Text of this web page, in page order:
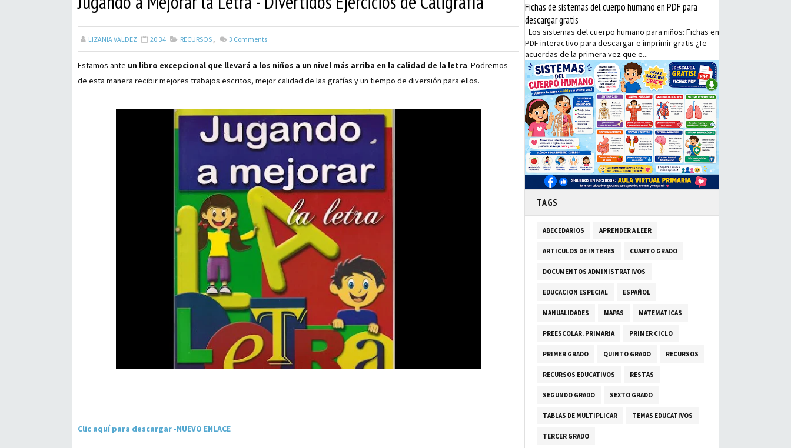
LIZANIA VALDEZ 20:34 RECURSOS , 3 Comments
Estamos ante un libro excepcional que llevará a los niños a un nivel más arriba en la calidad de la letra. Podremos
de esta manera recibir mejores trabajos escritos, mejor calidad de las grafías y un tiempo de diversión para ellos.
Clic aquí para descargar -NUEVO ENLACE
Fichas de sistemas del cuerpo humano en PDF para
descargar gratis
Los sistemas del cuerpo humano para niños: Fichas en
PDF interactivo para descargar e imprimir gratis ¿Te
acuerdas de la primera vez que e...
TAGS
ABECEDARIOS APRENDER A LEER
ARTICULOS DE INTERES CUARTO GRADO
DOCUMENTOS ADMINISTRATIVOS
EDUCACION ESPECIAL ESPAÑOL
MANUALIDADES MAPAS MATEMATICAS
PREESCOLAR. PRIMARIA PRIMER CICLO
PRIMER GRADO QUINTO GRADO RECURSOS
RECURSOS EDUCATIVOS RESTAS
SEGUNDO GRADO SEXTO GRADO
TABLAS DE MULTIPLICAR TEMAS EDUCATIVOS
TERCER GRADO